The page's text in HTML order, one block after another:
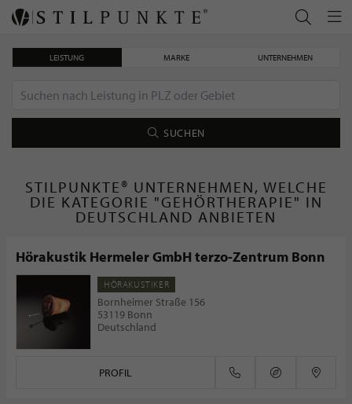
LEISTUNG MARKE UNTERNEHMEN
SUCHEN
STILPUNKTE® UNTERNEHMEN, WELCHE
DIE KATEGORIE "GEHÖRTHERAPIE" IN
DEUTSCHLAND ANBIETEN
Hörakustik Hermeler GmbH terzo-Zentrum Bonn
HÖRAKUSTIKER
Bornheimer Straße 156
53119 Bonn
Deutschland
PROFIL